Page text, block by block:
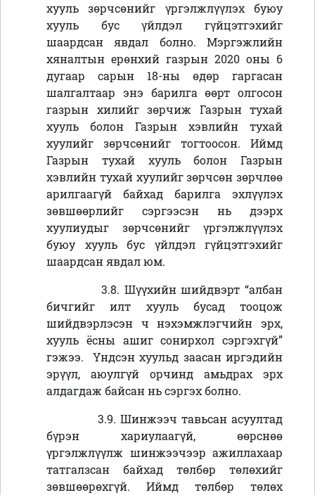
хууль зөрчсөнийг үргэлжлүүлэх буюу
хууль бус үйлдэл гүйцэтгэхийг
шаардсан явдал болно. Мэргэжлийн
хяналтын ерөнхий газрын 2020 оны 6
дугаар сарын 18-ны өдөр гаргасан
шалгалтаар энэ барилга өөрт олгосон
газрын хилийг зөрчиж Газрын тухай
хууль болон Газрын хэвлийн тухай
хуулийг зөрчсөнийг тогтоосон. Иймд
Газрын тухай хууль болон Газрын
хэвлийн тухай хуулийг зөрчсөн зөрчлөө
арилгаагүй байхад барилга эхлүүлэх
зөвшөөрлийг сэргээсэн нь дээрх
хуулиудыг зөрчсөнийг үргэлжлүүлэх
буюу хууль бус үйлдэл гүйцэтгэхийг
шаардсан явдал юм.
3.8. Шүүхийн шийдвэрт “албан
бичгийг илт хууль бусад тооцож
шийдвэрлэсэн ч нэхэмжлэгчийн эрх,
хууль ёсны ашиг сонирхол сэргэхгүй”
гэжээ. Үндсэн хуульд заасан иргэдийн
эрүүл, аюулгүй орчинд амьдрах эрх
алдагдаж байсан нь сэргэх болно.
3.9. Шинжээч тавьсан асуултад
бүрэн хариулаагүй, өөрснөө
үргэлжлүүлж шинжээчээр ажиллахаар
татгалзсан байхад төлбөр төлөхийг
зөвшөөрөхгүй. Иймд төлбөр төлөх